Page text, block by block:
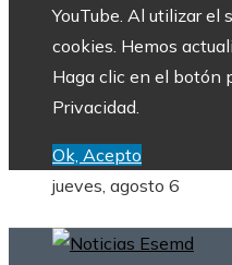
YouTube. Al utilizar el
cookies. Hemos
Haga clic en el botón
Privacidad.
Ok, Acepto
jueves, agosto 6